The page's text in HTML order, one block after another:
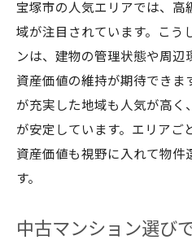
宝塚市の人気エリアでは、高
域が注目されています。こう
ンは、建物の管理状態や周辺
資産価値の維持が期待できま
が充実した地域も人気が高く
が安定しています。エリアご
資産価値も視野に入れて物件
す。
中古マンション選び